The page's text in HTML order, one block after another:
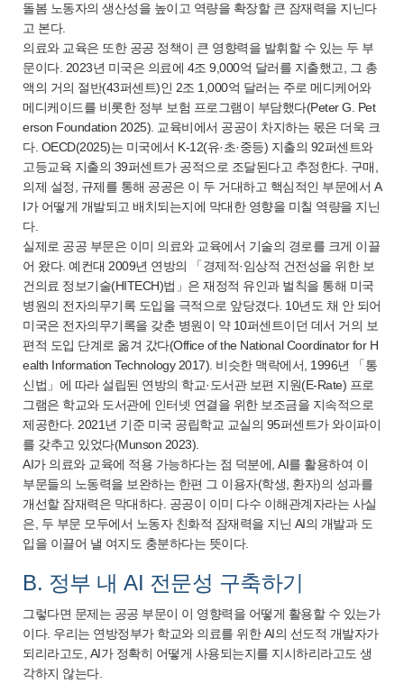
돌봄 노동자의 생산성을 높이고 역량을 확장할 큰 잠재력을 지닌다
고 본다.
의료와 교육은 또한 공공 정책이 큰 영향력을 발휘할 수 있는 두 부
문이다. 2023년 미국은 의료에 4조 9,000억 달러를 지출했고, 그 총
액의 거의 절반(43퍼센트)인 2조 1,000억 달러는 주로 메디케어와
메디케이드를 비롯한 정부 보험 프로그램이 부담했다(Peter G. Pet
erson Foundation 2025). 교육비에서 공공이 차지하는 몫은 더욱 크
다. OECD(2025)는 미국에서 K-12(유·초·중등) 지출의 92퍼센트와
고등교육 지출의 39퍼센트가 공적으로 조달된다고 추정한다. 구매,
의제 설정, 규제를 통해 공공은 이 두 거대하고 핵심적인 부문에서 A
I가 어떻게 개발되고 배치되는지에 막대한 영향을 미칠 역량을 지닌
다.
실제로 공공 부문은 이미 의료와 교육에서 기술의 경로를 크게 이끌
어 왔다. 예컨대 2009년 연방의 「경제적·임상적 건전성을 위한 보
건의료 정보기술(HITECH)법」은 재정적 유인과 벌칙을 통해 미국
병원의 전자의무기록 도입을 극적으로 앞당겼다. 10년도 채 안 되어
미국은 전자의무기록을 갖춘 병원이 약 10퍼센트이던 데서 거의 보
편적 도입 단계로 옮겨 갔다(Office of the National Coordinator for H
ealth Information Technology 2017). 비슷한 맥락에서, 1996년 「통
신법」에 따라 설립된 연방의 학교·도서관 보편 지원(E-Rate) 프로
그램은 학교와 도서관에 인터넷 연결을 위한 보조금을 지속적으로
제공한다. 2021년 기준 미국 공립학교 교실의 95퍼센트가 와이파이
를 갖추고 있었다(Munson 2023).
AI가 의료와 교육에 적용 가능하다는 점 덕분에, AI를 활용하여 이
부문들의 노동력을 보완하는 한편 그 이용자(학생, 환자)의 성과를
개선할 잠재력은 막대하다. 공공이 이미 다수 이해관계자라는 사실
은, 두 부문 모두에서 노동자 친화적 잠재력을 지닌 AI의 개발과 도
입을 이끌어 낼 여지도 충분하다는 뜻이다.
B. 정부 내 AI 전문성 구축하기
그렇다면 문제는 공공 부문이 이 영향력을 어떻게 활용할 수 있는가
이다. 우리는 연방정부가 학교와 의료를 위한 AI의 선도적 개발자가
되리라고도, AI가 정확히 어떻게 사용되는지를 지시하리라고도 생
각하지 않는다.